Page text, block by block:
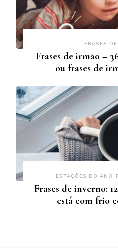
FRASES
Frases de irmão –
ou frases de
ESTAÇÕES DO ANO
Frases de inverno:
está com frio